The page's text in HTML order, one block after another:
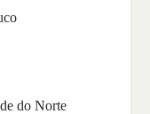
do Norte